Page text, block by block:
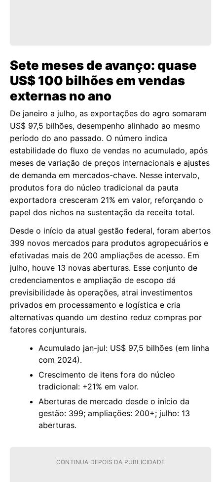
Sete meses de avanço: quase
US$ 100 bilhões em vendas
externas no ano
De janeiro a julho, as exportações do agro somaram
US$ 97,5 bilhões, desempenho alinhado ao mesmo
período do ano passado. O número indica
estabilidade do fluxo de vendas no acumulado, após
meses de variação de preços internacionais e ajustes
de demanda em mercados-chave. Nesse intervalo,
produtos fora do núcleo tradicional da pauta
exportadora cresceram 21% em valor, reforçando o
papel dos nichos na sustentação da receita total.
Desde o início da atual gestão federal, foram abertos
399 novos mercados para produtos agropecuários e
efetivadas mais de 200 ampliações de acesso. Em
julho, houve 13 novas aberturas. Esse conjunto de
credenciamentos e ampliação de escopo dá
previsibilidade às operações, atrai investimentos
privados em processamento e logística e cria
alternativas quando um destino reduz compras por
fatores conjunturais.
Acumulado jan-jul: US$ 97,5 bilhões (em linha
com 2024).
Crescimento de itens fora do núcleo
tradicional: +21% em valor.
Aberturas de mercado desde o início da
gestão: 399; ampliações: 200+; julho: 13
aberturas.
CONTINUA DEPOIS DA PUBLICIDADE